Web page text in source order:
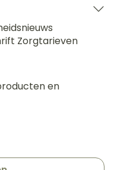
Zorgtarieven
en